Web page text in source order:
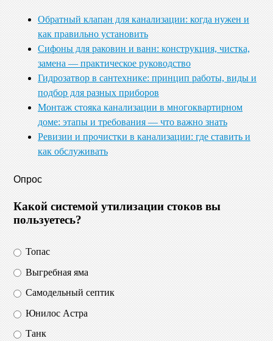
Обратный клапан для канализации: когда нужен и
как правильно установить
Сифоны для раковин и ванн: конструкция, чистка,
замена — практическое руководство
Гидрозатвор в сантехнике: принцип работы, виды и
подбор для разных приборов
Монтаж стояка канализации в многоквартирном
доме: этапы и требования — что важно знать
Ревизии и прочистки в канализации: где ставить и
как обслуживать
Опрос
Какой системой утилизации стоков вы
пользуетесь?
Топас
Выгребная яма
Самодельный септик
Юнилос Астра
Танк